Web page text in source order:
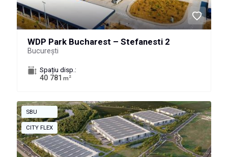
WDP Park Bucharest – Stefanesti 2
București
Spațiu disp.:
40 781 m 2
SBU
CITY FLEX